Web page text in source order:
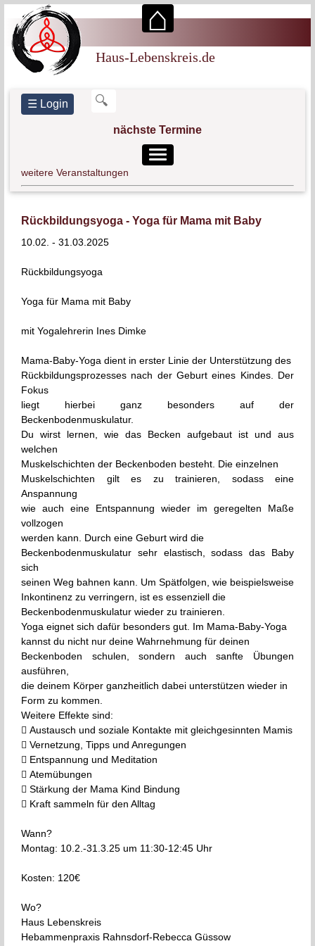
Haus-Lebenskreis.de
⌂
Hebammenpraxis
☰ Login
nächste Termine
18
AUG
Schwangerenschwimmen 08/26
19
AUG
Rebecca Güssow
AUG
Erste Hilfe bei Babys und Kindern
SEP
Rebecca
04
Geburtsvorbereitung ab dem 2. Kind mit Hebamme
20
Geburtsvorbereitung Wochenendkurs mit Hebamme
Rebecca
weitere Veranstaltungen
Rückbildungsyoga - Yoga für Mama mit Baby
10.02. - 31.03.2025
Rückbildungsyoga
Yoga für Mama mit Baby
mit Yogalehrerin Ines Dimke
Mama-Baby-Yoga dient in erster Linie der Unterstützung des
Rückbildungsprozesses nach der Geburt eines Kindes. Der
Fokus
liegt hierbei ganz besonders auf der
Beckenbodenmuskulatur.
Du wirst lernen, wie das Becken aufgebaut ist und aus
welchen
Muskelschichten der Beckenboden besteht. Die einzelnen
Muskelschichten gilt es zu trainieren, sodass eine
Anspannung
wie auch eine Entspannung wieder im geregelten Maße
vollzogen
werden kann. Durch eine Geburt wird die
Beckenbodenmuskulatur sehr elastisch, sodass das Baby
sich
seinen Weg bahnen kann. Um Spätfolgen, wie beispielsweise
Inkontinenz zu verringern, ist es essenziell die
Beckenbodenmuskulatur wieder zu trainieren.
Yoga eignet sich dafür besonders gut. Im Mama-Baby-Yoga
kannst du nicht nur deine Wahrnehmung für deinen
Beckenboden schulen, sondern auch sanfte Übungen
ausführen,
die deinem Körper ganzheitlich dabei unterstützen wieder in
Form zu kommen.
Weitere Effekte sind:
 Austausch und soziale Kontakte mit gleichgesinnten Mamis
 Vernetzung, Tipps und Anregungen
 Entspannung und Meditation
 Atemübungen
 Stärkung der Mama Kind Bindung
 Kraft sammeln für den Alltag
Wann?
Montag: 10.2.-31.3.25 um 11:30-12:45 Uhr
Kosten: 120€
Wo?
Haus Lebenskreis
Hebammenpraxis Rahnsdorf-Rebecca Güssow